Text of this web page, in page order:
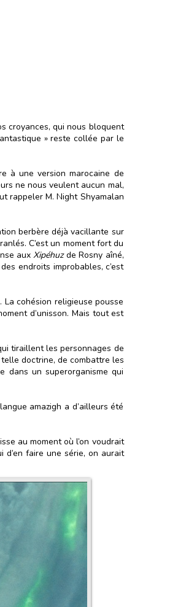
croyances, qui nous bloquent
» reste collée par le
à une version marocaine de
ne nous veulent aucun mal,
rappeler M. Night Shyamalan
berbère déjà vacillante sur
C’est un moment fort du
auxXipéhuzde Rosny aîné,
endroits improbables, c’est
cohésion religieuse pousse
d’unisson. Mais tout est
tiraillent les personnages de
doctrine, de combattre les
dans un superorganisme qui
amazigh a d’ailleurs été
au moment où l’on voudrait
d’en faire une série, on aurait